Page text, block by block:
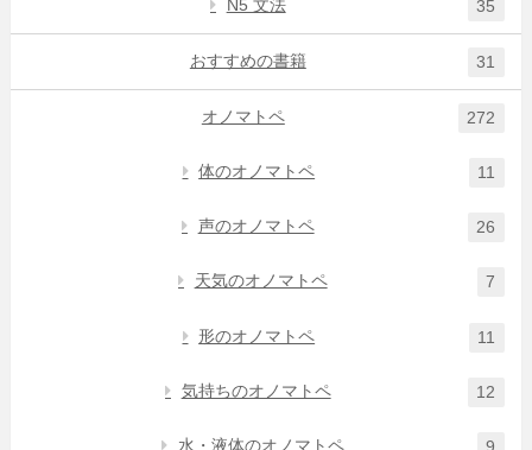
N5 文法 35
おすすめの書籍 31
オノマトペ 272
体のオノマトペ 11
声のオノマトペ 26
天気のオノマトペ 7
形のオノマトペ 11
気持ちのオノマトペ 12
水・液体のオノマトペ 9